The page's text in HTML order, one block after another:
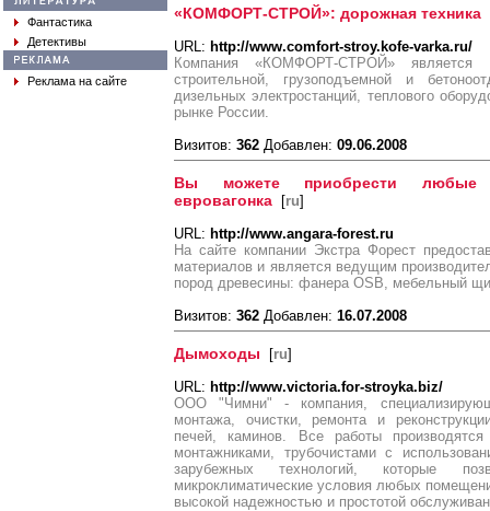
Фантастика
Детективы
Реклама на сайте
«КОМФОРТ-СТРОЙ»: дорожная техника
URL: http://www.comfort-stroy.kofe-varka.ru/
Компания «КОМФОРТ-СТРОЙ» является
строительной, грузоподъемной и
дизельных электростанций, теплового
рынке России.
Визитов: 362 Добавлен: 09.06.2008
Вы можете приобрести любые
евровагонка [ru]
URL: http://www.angara-forest.ru
На сайте компании Экстра Форест
материалов и является ведущим
пород древесины: фанера OSB, мебельный
Визитов: 362 Добавлен: 16.07.2008
Дымоходы [ru]
URL: http://www.victoria.for-stroyka.biz/
ООО "Чимни" - компания,
монтажа, очистки, ремонта и
печей, каминов. Все работы
монтажниками, трубочистами с
зарубежных технологий, которые
микроклиматические условия любых
высокой надежностью и простотой